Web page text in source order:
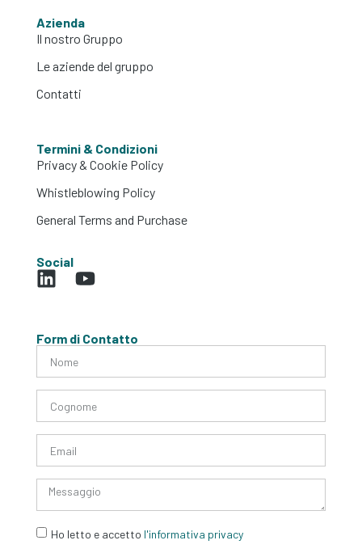
Azienda
Il nostro Gruppo
Le aziende del gruppo
Contatti
Termini & Condizioni
Privacy & Cookie Policy
Whistleblowing Policy
General Terms and Purchase
Social
Form di Contatto
Ho letto e accetto l'informativa privacy